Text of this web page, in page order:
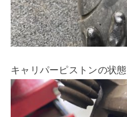
キャリパーピストンの状態